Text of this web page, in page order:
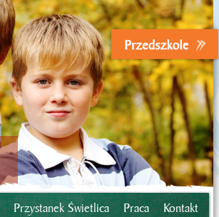
Przystanek Świetlica Praca Kontakt